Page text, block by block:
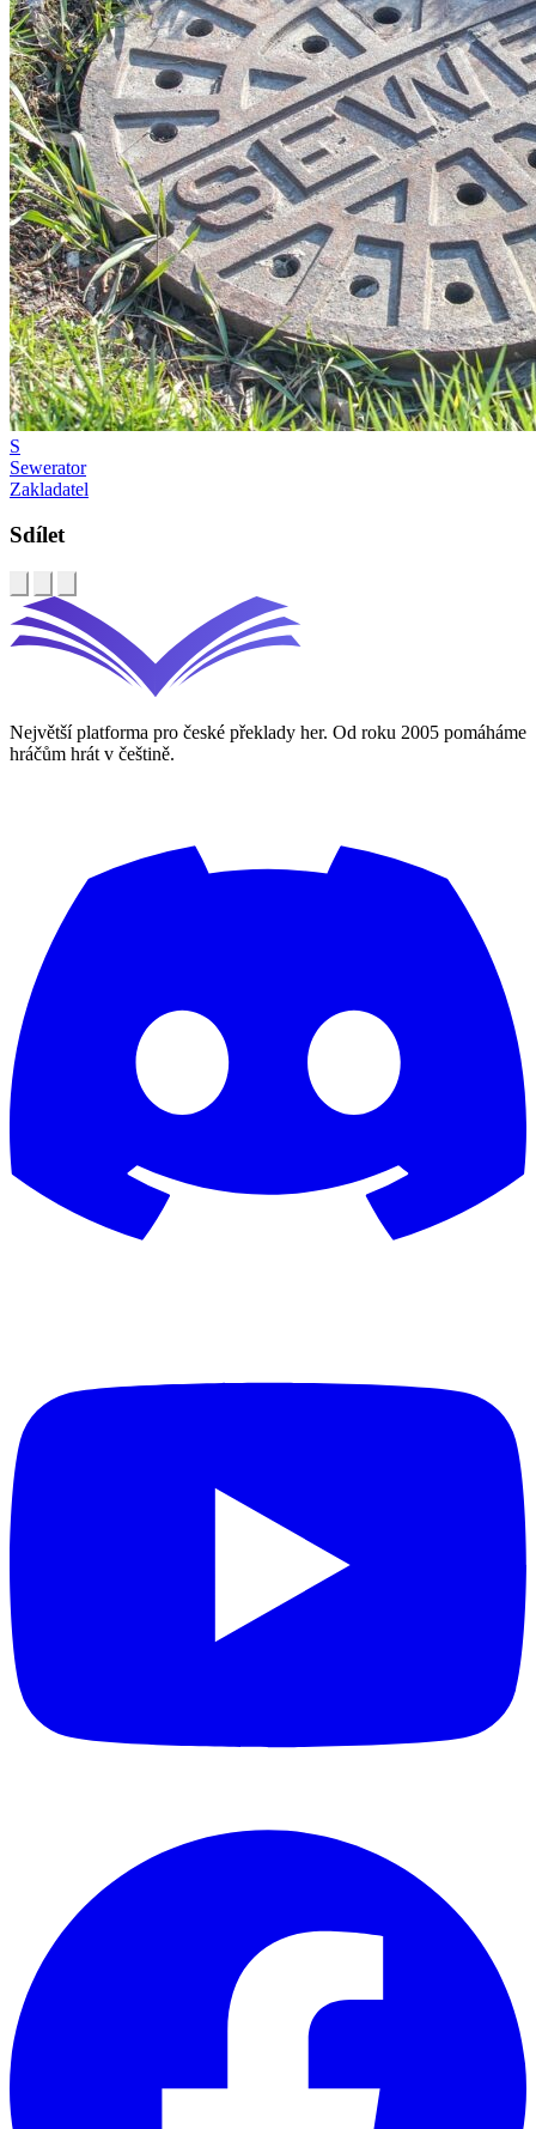
S
Sewerator
Zakladatel
Sdílet
Největší platforma pro české překlady her. Od roku 2005 pomáháme
hráčům hrát v češtině.